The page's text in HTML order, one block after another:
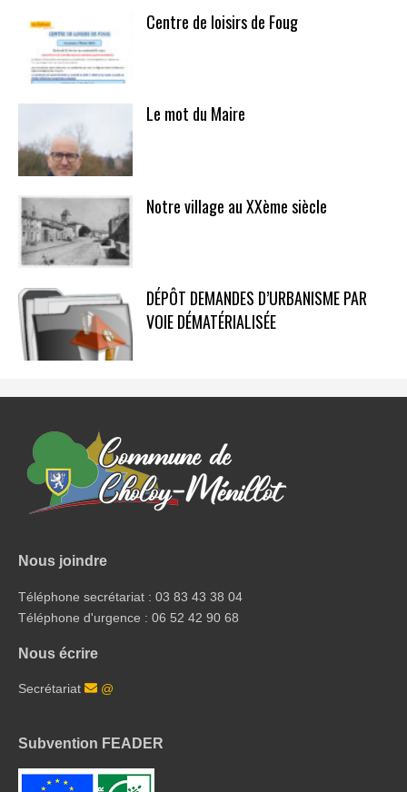
Centre de loisirs de Foug
Le mot du Maire
Notre village au XXème siècle
DÉPÔT DEMANDES D’URBANISME PAR
VOIE DÉMATÉRIALISÉE
Nous joindre
Téléphone secrétariat : 03 83 43 38 04
Téléphone d'urgence : 06 52 42 90 68
Nous écrire
Secrétariat @
Subvention FEADER